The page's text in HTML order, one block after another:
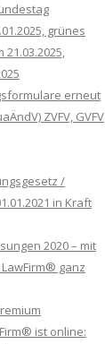
grünes
21.03.2025,
erneut
ZVFV, GVFV
/
in Kraft
2020 – mit
ganz
ist online: